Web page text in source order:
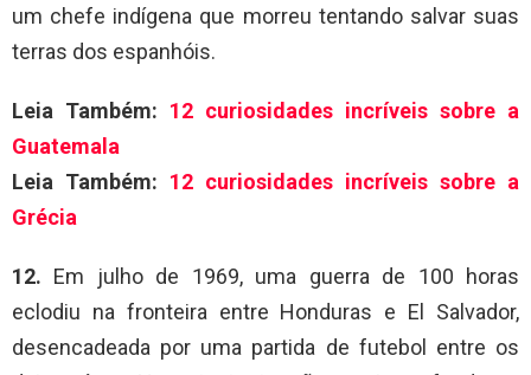
um chefe indígena que morreu tentando salvar suas
terras dos espanhóis.
Leia Também: 12 curiosidades incríveis sobre a
Guatemala
Leia Também: 12 curiosidades incríveis sobre a
Grécia
12. Em julho de 1969, uma guerra de 100 horas
eclodiu na fronteira entre Honduras e El Salvador,
desencadeada por uma partida de futebol entre os